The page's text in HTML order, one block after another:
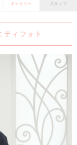
ギャラリー スタッフ
ィフォト